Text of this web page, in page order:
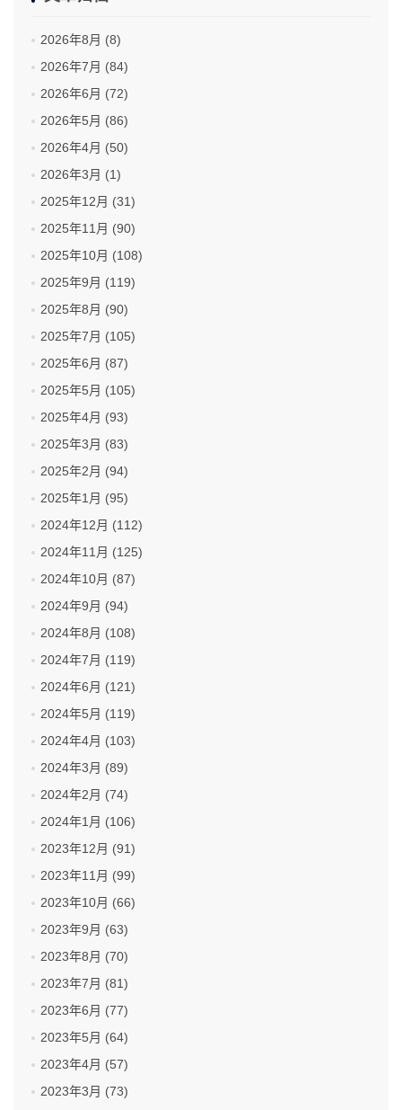
2026年8月 (8)
2026年7月 (84)
2026年6月 (72)
2026年5月 (86)
2026年4月 (50)
2026年3月 (1)
2025年12月 (31)
2025年11月 (90)
2025年10月 (108)
2025年9月 (119)
2025年8月 (90)
2025年7月 (105)
2025年6月 (87)
2025年5月 (105)
2025年4月 (93)
2025年3月 (83)
2025年2月 (94)
2025年1月 (95)
2024年12月 (112)
2024年11月 (125)
2024年10月 (87)
2024年9月 (94)
2024年8月 (108)
2024年7月 (119)
2024年6月 (121)
2024年5月 (119)
2024年4月 (103)
2024年3月 (89)
2024年2月 (74)
2024年1月 (106)
2023年12月 (91)
2023年11月 (99)
2023年10月 (66)
2023年9月 (63)
2023年8月 (70)
2023年7月 (81)
2023年6月 (77)
2023年5月 (64)
2023年4月 (57)
2023年3月 (73)